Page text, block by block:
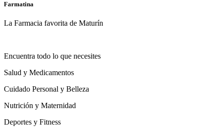
Farmatina
La Farmacia favorita de Maturín
Encuentra todo lo que necesites
Salud y Medicamentos
Cuidado Personal y Belleza
Nutrición y Maternidad
Deportes y Fitness